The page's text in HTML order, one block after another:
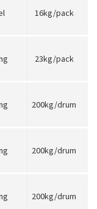
16kg/pack
23kg/pack
200kg/drum
200kg/drum
200kg/drum